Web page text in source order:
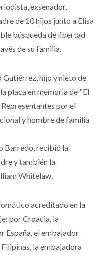
exsenador,
de 10 hijos junto a Elisa
búsqueda de libertad
de su familia.
Gutiérrez, hijo y nieto de
placa en memoria de "El
por el
y hombre de familia
Barredo, recibió la
y también la
Whitelaw.
acreditado en la
por Croacia, la
España, el embajador
la embajadora